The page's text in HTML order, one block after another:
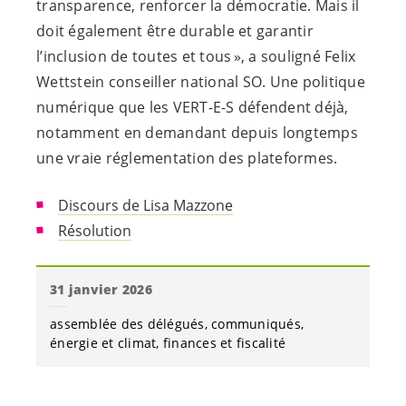
transparence, renforcer la démocratie. Mais il
doit également être durable et garantir
l’inclusion de toutes et tous », a souligné Felix
Wettstein conseiller national SO. Une politique
numérique que les VERT-E-S défendent déjà,
notamment en demandant depuis longtemps
une vraie réglementation des plateformes.
Discours de Lisa Mazzone
Résolution
31 janvier 2026
assemblée des délégués communiqués
énergie et climat finances et fiscalité